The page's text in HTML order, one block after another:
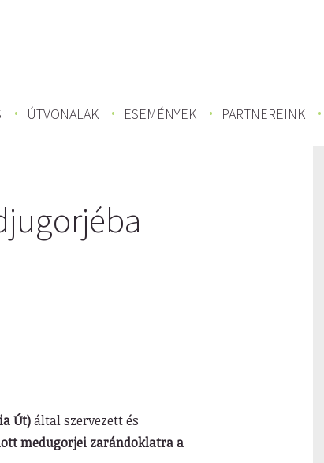
ÚTVONALAK ESEMÉNYEK PARTNEREINK
Út)által szervezett és
medugorjei zarándoklatra a